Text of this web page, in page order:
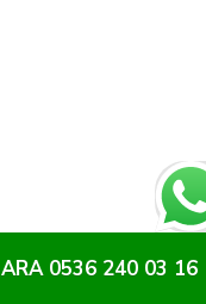
ARA 0536 240 03 16